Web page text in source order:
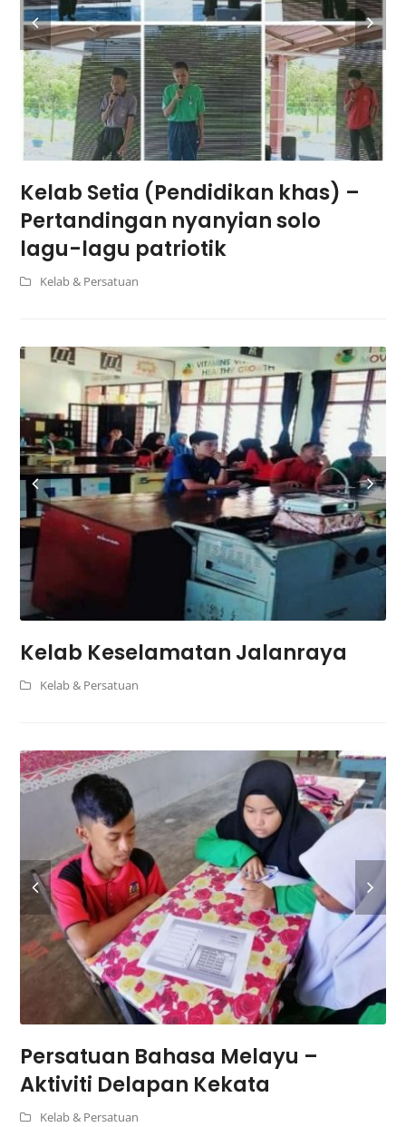
Kelab Setia (Pendidikan khas) –
Pertandingan nyanyian solo
lagu-lagu patriotik
Kelab & Persatuan
Kelab Keselamatan Jalanraya
Kelab & Persatuan
Persatuan Bahasa Melayu –
Aktiviti Delapan Kekata
Kelab & Persatuan